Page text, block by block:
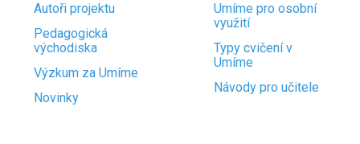
Autoři projektu
Pedagogická
východiska
Výzkum za Umíme
Novinky
Umíme pro osobní
využití
Typy cvičení v
Umíme
Návody pro učitele